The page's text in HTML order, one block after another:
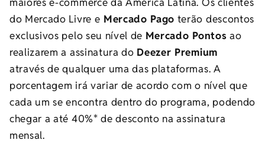
do Mercado Livre e Mercado Pago terão descontos
exclusivos pelo seu nível de Mercado Pontos ao
realizarem a assinatura do Deezer Premium
através de qualquer uma das plataformas. A
porcentagem irá variar de acordo com o nível que
cada um se encontra dentro do programa, podendo
chegar a até 40%* de desconto na assinatura
mensal.